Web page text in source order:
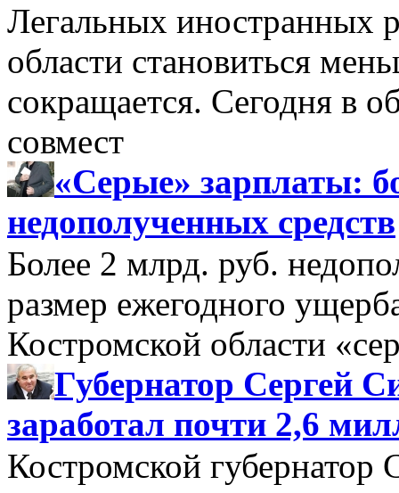
Легальных иностранных
области становиться
сокращается. Сегодня в
совмест
«Серые» зарплаты:
недополученных средств
Более 2 млрд. руб.
размер ежегодного
Костромской области
Губернатор Сергей
заработал почти 2,6
Костромской губернатор